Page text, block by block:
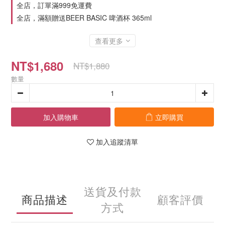
全店，訂單滿999免運費
全店，滿額贈送BEER BASIC 啤酒杯 365ml
查看更多
NT$1,680 NT$1,880
數量
加入購物車 立即購買
加入追蹤清單
商品描述
送貨及付款
方式
顧客評價